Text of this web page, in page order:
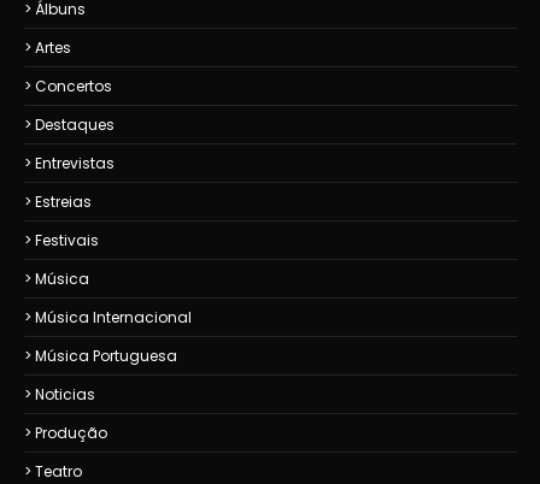
Álbuns
Artes
Concertos
Destaques
Entrevistas
Estreias
Festivais
Música
Música Internacional
Música Portuguesa
Noticias
Produção
Teatro